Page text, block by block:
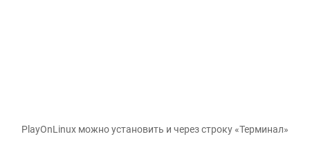
PlayOnLinux можно установить и через строку «Терминал»